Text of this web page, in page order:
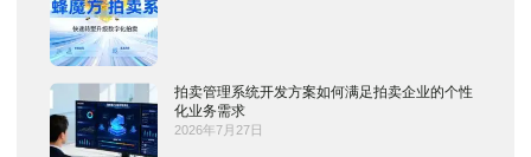
拍卖管理系统开发方案如何满足拍卖企业的个性
化业务需求
2026年7月27日